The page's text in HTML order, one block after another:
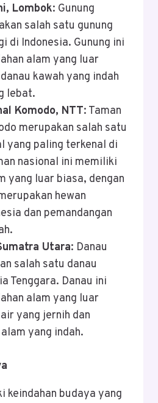
Lombok: Gunung
salah satu gunung
di Indonesia. Gunung ini
alam yang luar
kawah yang indah
lebat.
Komodo, NTT: Taman
merupakan salah satu
yang paling terkenal di
nasional ini memiliki
yang luar biasa, dengan
hewan
dan pemandangan
Utara: Danau
salah satu danau
Tenggara. Danau ini
alam yang luar
yang jernih dan
yang indah.
keindahan budaya yang